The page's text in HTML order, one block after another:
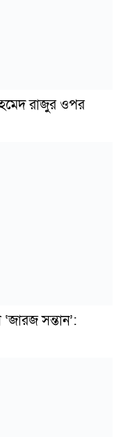
রাজুর ওপর
সন্তান’: